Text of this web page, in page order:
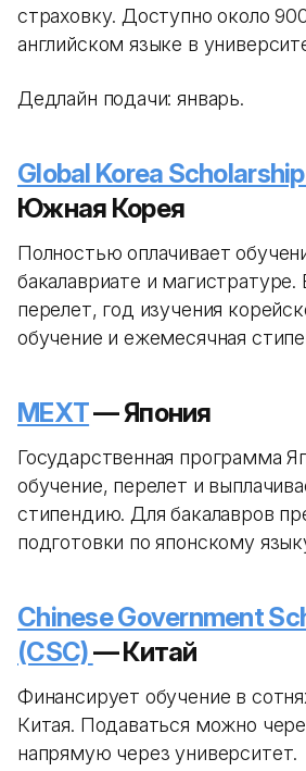
страховку. Доступно около
английском языке в
Дедлайн подачи: январь.
Global Korea
Южная Корея
Полностью оплачивает
бакалавриате и магистратуре.
перелет, год изучения
обучение и ежемесячная
MEXT— Япония
Государственная программа
обучение, перелет и
стипендию. Для бакалавров
подготовки по японскому
Chinese Government
(CSC)— Китай
Финансирует обучение в
Китая. Подаваться можно
напрямую через университет.